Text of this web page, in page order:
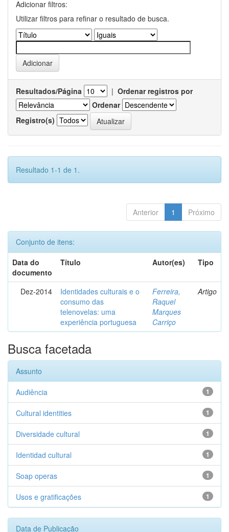
Adicionar filtros:
Utilizar filtros para refinar o resultado de busca.
Resultados/Página | Ordenar registros por
Ordenar
Registro(s)
Resultado 1-1 de 1.
Anterior 1 Próximo
Conjunto de itens:
Data do
documento
Título Autor(es) Tipo
Dez-2014
Identidades culturais e o
consumo das
telenovelas: uma
experiência portuguesa
Ferreira,
Raquel
Marques
Carriço
Artigo
Busca facetada
Assunto
1
Audiência
1
Cultural identities
1
Diversidade cultural
1
Identidad cultural
1
Soap operas
1
Usos e gratificações
Data de Publicação